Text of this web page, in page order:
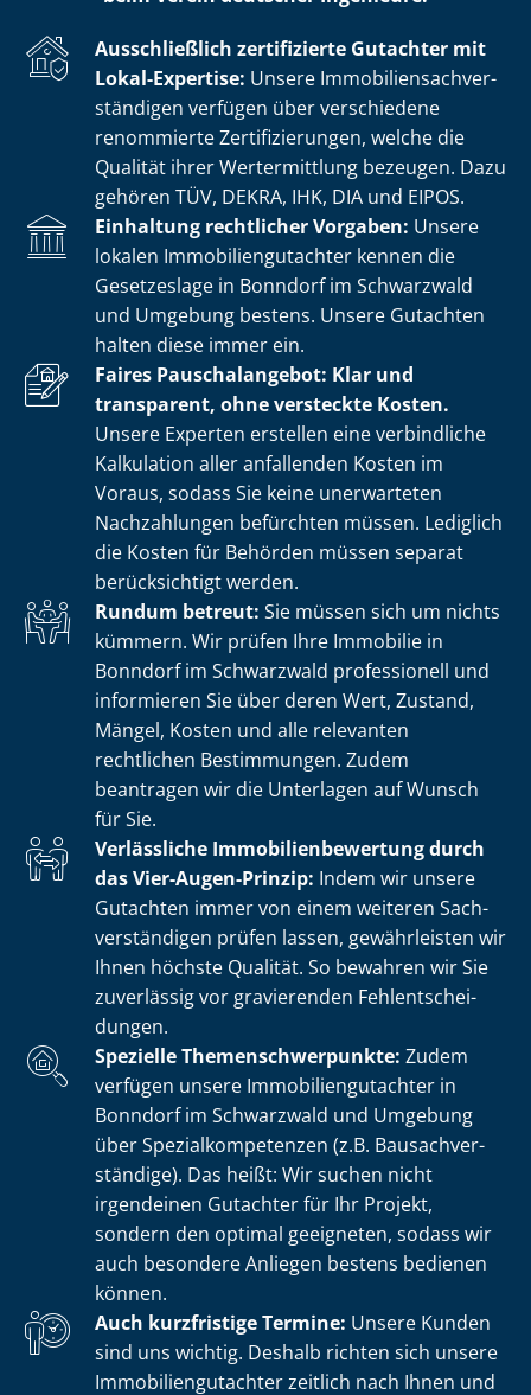
Ausschließlich zertifizierte Gutachter mit
Lokal-Expertise: Unsere Im­mo­bi­li­en­sach­ver­
stän­di­gen verfügen über verschiedene
renommierte Zer­ti­fi­zie­run­gen, welche die
Qualität ihrer Wertermittlung bezeugen. Dazu
gehören TÜV, DEKRA, IHK, DIA und EIPOS.
Einhaltung rechtlicher Vorgaben: Unsere
lokalen Im­mo­bi­li­en­gut­ach­ter kennen die
Gesetzeslage in Bonndorf im Schwarzwald
und Umgebung bestens. Unsere Gutachten
halten diese immer ein.
Faires Pauschalangebot: Klar und
transparent, ohne versteckte Kosten.
Unsere Experten erstellen eine verbindliche
Kalkulation aller anfallenden Kosten im
Voraus, sodass Sie keine unerwarteten
Nachzahlungen befürchten müssen. Lediglich
die Kosten für Behörden müssen separat
berücksichtigt werden.
Rundum betreut: Sie müssen sich um nichts
kümmern. Wir prüfen Ihre Immobilie in
Bonndorf im Schwarzwald professionell und
informieren Sie über deren Wert, Zustand,
Mängel, Kosten und alle relevanten
rechtlichen Bestimmungen. Zudem
beantragen wir die Unterlagen auf Wunsch
für Sie.
Verlässliche Im­mo­bi­li­en­be­wer­tung durch
das Vier-Augen-Prinzip: Indem wir unsere
Gutachten immer von einem weiteren Sach­
ver­stän­di­gen prüfen lassen, gewährleisten wir
Ihnen höchste Qualität. So bewahren wir Sie
zuverlässig vor gravierenden Fehl­ent­schei­
dun­gen.
Spezielle The­men­schwer­punk­te: Zudem
verfügen unsere Im­mo­bi­li­en­gut­ach­ter in
Bonndorf im Schwarzwald und Umgebung
über Spe­zi­al­kom­pe­ten­zen (z.B. Bau­sach­ver­
stän­di­ge). Das heißt: Wir suchen nicht
irgendeinen Gutachter für Ihr Projekt,
sondern den optimal geeigneten, sodass wir
auch besondere Anliegen bestens bedienen
können.
Auch kurzfristige Termine: Unsere Kunden
sind uns wichtig. Deshalb richten sich unsere
Im­mo­bi­li­en­gut­ach­ter zeitlich nach Ihnen und